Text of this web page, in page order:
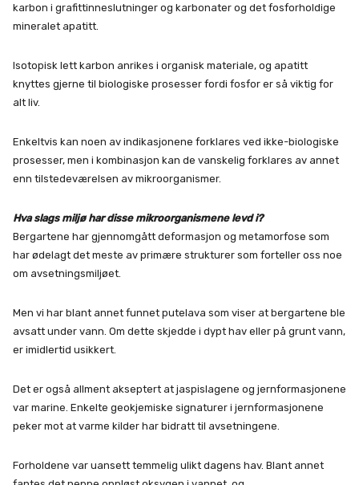
karbon i grafittinneslutninger og karbonater og det fosforholdige
mineralet apatitt.
Isotopisk lett karbon anrikes i organisk materiale, og apatitt
knyttes gjerne til biologiske prosesser fordi fosfor er så viktig for
alt liv.
Enkeltvis kan noen av indikasjonene forklares ved ikke-biologiske
prosesser, men i kombinasjon kan de vanskelig forklares av annet
enn tilstedeværelsen av mikroorganismer.
Hva slags miljø har disse mikroorganismene levd i?
Bergartene har gjennomgått deformasjon og metamorfose som
har ødelagt det meste av primære strukturer som forteller oss noe
om avsetningsmiljøet.
Men vi har blant annet funnet putelava som viser at bergartene ble
avsatt under vann. Om dette skjedde i dypt hav eller på grunt vann,
er imidlertid usikkert.
Det er også allment akseptert at jaspislagene og jernformasjonene
var marine. Enkelte geokjemiske signaturer i jernformasjonene
peker mot at varme kilder har bidratt til avsetningene.
Forholdene var uansett temmelig ulikt dagens hav. Blant annet